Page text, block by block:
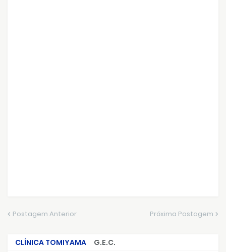
Postagem Anterior Próxima Postagem
CLÍNICA TOMIYAMA
G.E.C.